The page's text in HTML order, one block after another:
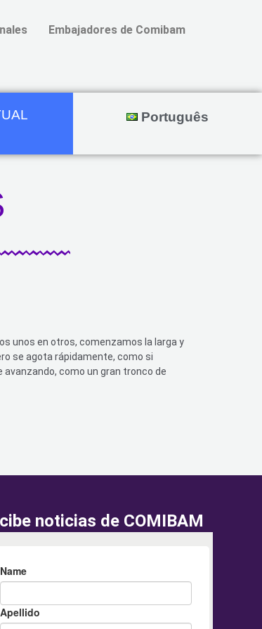
Embajadores de Comibam
Português
unos en otros, comenzamos la larga y
se agota rápidamente, como si
como un gran tronco de
noticias de COMIBAM